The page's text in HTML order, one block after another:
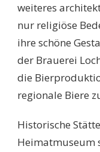
weiteres
nur religiöse
ihre schöne
der Brauerei
die
regionale Biere
Historische
Heimatmuseum